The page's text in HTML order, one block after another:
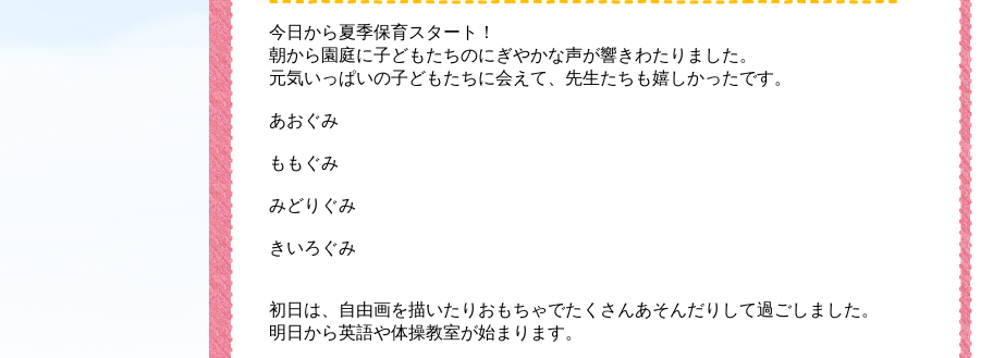
今日から夏季保育スタート！
朝から園庭に子どもたちのにぎやかな声が響きわたりました。
元気いっぱいの子どもたちに会えて、先生たちも嬉しかったです。
あおぐみ
ももぐみ
みどりぐみ
きいろぐみ
初日は、自由画を描いたりおもちゃでたくさんあそんだりして過ごしました。
明日から英語や体操教室が始まります。